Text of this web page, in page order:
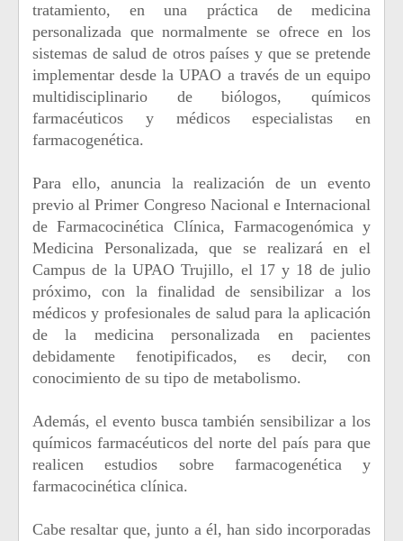
tratamiento, en una práctica de medicina
personalizada que normalmente se ofrece en los
sistemas de salud de otros países y que se pretende
implementar desde la UPAO a través de un equipo
multidisciplinario de biólogos, químicos
farmacéuticos y médicos especialistas en
farmacogenética.
Para ello, anuncia la realización de un evento
previo al Primer Congreso Nacional e Internacional
de Farmacocinética Clínica, Farmacogenómica y
Medicina Personalizada, que se realizará en el
Campus de la UPAO Trujillo, el 17 y 18 de julio
próximo, con la finalidad de sensibilizar a los
médicos y profesionales de salud para la aplicación
de la medicina personalizada en pacientes
debidamente fenotipificados, es decir, con
conocimiento de su tipo de metabolismo.
Además, el evento busca también sensibilizar a los
químicos farmacéuticos del norte del país para que
realicen estudios sobre farmacogenética y
farmacocinética clínica.
Cabe resaltar que, junto a él, han sido incorporadas